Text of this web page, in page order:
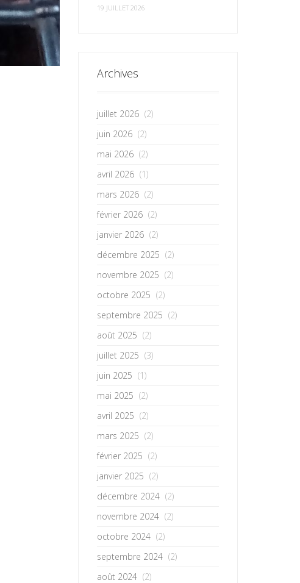
19 JUILLET 2026
Archives
juillet 2026 (2)
juin 2026 (2)
mai 2026 (2)
avril 2026 (1)
mars 2026 (2)
février 2026 (2)
janvier 2026 (2)
décembre 2025 (2)
novembre 2025 (2)
octobre 2025 (2)
septembre 2025 (2)
août 2025 (2)
juillet 2025 (3)
juin 2025 (1)
mai 2025 (2)
avril 2025 (2)
mars 2025 (2)
février 2025 (2)
janvier 2025 (2)
décembre 2024 (2)
novembre 2024 (2)
octobre 2024 (2)
septembre 2024 (2)
août 2024 (2)